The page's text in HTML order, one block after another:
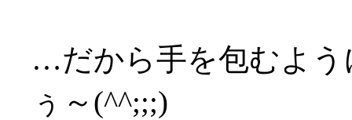
…だから手を包むよう
ぅ～(^^;;;)